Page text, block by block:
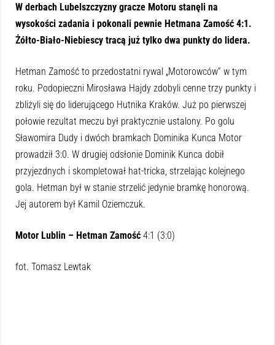
W derbach Lubelszczyzny gracze Motoru stanęli na
wysokości zadania i pokonali pewnie Hetmana Zamość 4:1.
Żółto-Biało-Niebiescy tracą już tylko dwa punkty do lidera.
Hetman Zamość to przedostatni rywal „Motorowców” w tym
roku. Podopieczni Mirosława Hajdy zdobyli cenne trzy punkty i
zbliżyli się do liderującego Hutnika Kraków. Już po pierwszej
połowie rezultat meczu był praktycznie ustalony. Po golu
Sławomira Dudy i dwóch bramkach Dominika Kunca Motor
prowadził 3:0. W drugiej odsłonie Dominik Kunca dobił
przyjezdnych i skompletował hat-tricka, strzelając kolejnego
gola. Hetman był w stanie strzelić jedynie bramkę honorową.
Jej autorem był Kamil Oziemczuk.
Motor Lublin – Hetman Zamość 4:1 (3:0)
fot. Tomasz Lewtak